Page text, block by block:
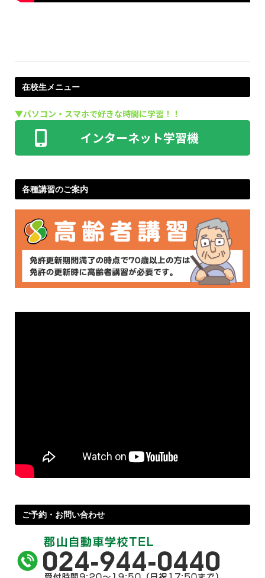
在校生メニュー
▼パソコン・スマホで好きな時間に学習！！
インターネット学習機
ID・パスワードをご用意ください
各種講習のご案内
ご予約・お問い合わせ